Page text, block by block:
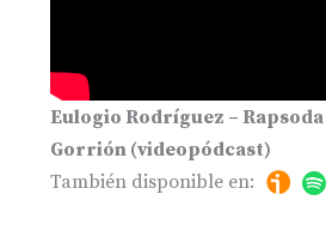
Eulogio Rodríguez – Rapsoda
Gorrión (videopódcast)
También disponible en: